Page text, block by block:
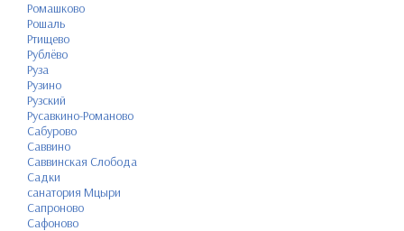
Ромашково
Рошаль
Ртищево
Рублёво
Руза
Рузино
Рузский
Русавкино-Романово
Сабурово
Саввино
Саввинская Слобода
Садки
санатория Мцыри
Сапроново
Сафоново